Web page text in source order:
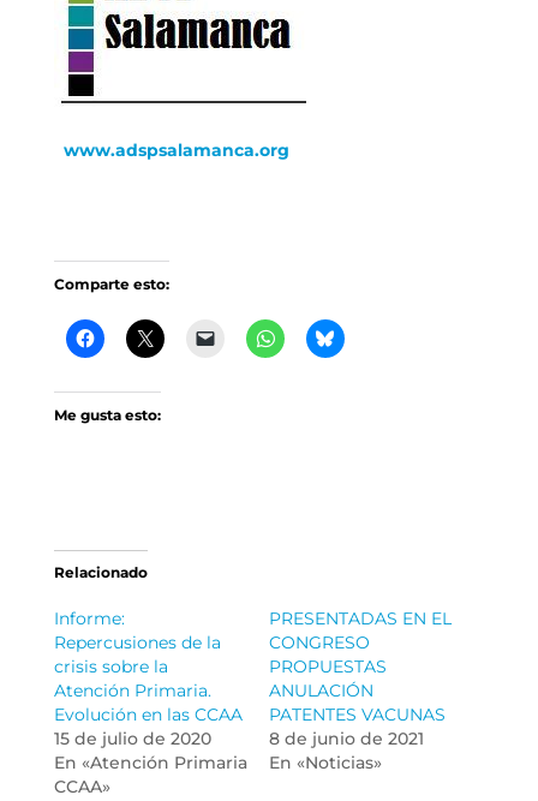
www.adspsalamanca.org
Comparte esto:
Me gusta esto:
Relacionado
Informe:
Repercusiones de la
crisis sobre la
Atención Primaria.
Evolución en las CCAA
15 de julio de 2020
En «Atención Primaria
CCAA»
PRESENTADAS EN EL
CONGRESO
PROPUESTAS
ANULACIÓN
PATENTES VACUNAS
8 de junio de 2021
En «Noticias»